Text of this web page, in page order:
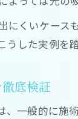
にくいケー
した実例を
底検証
、一般的に